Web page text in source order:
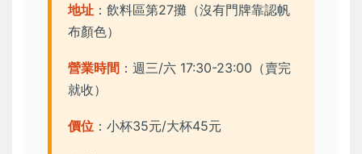
地址 ：飲料區第27攤（沒有門牌靠認帆
布顏色）
營業時間 ：週三/六 17:30-23:00（賣完
就收）
價位 ：小杯35元/大杯45元